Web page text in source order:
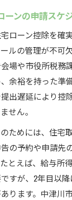
ーンの申請スケ
ローン控除を確
ルの管理が不可
場や市役所税務
余裕を持った準
出遅延により控
せん。
ためには、住宅
の予約や申請先
とえば、給与所
すが、2年目以
ります。中津川